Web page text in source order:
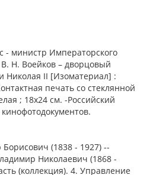
министр Императорского
Н. Воейков – дворцовый
Николая II [Изоматериал] :
печать со стеклянной
; 18х24 см. -Российский
(1838 - 1927) --
Николаевич (1868 -
(коллекция). 4. Управление